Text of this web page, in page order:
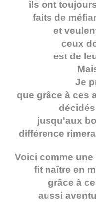
ils ont
faits de
et
ceux
est de
Je
que grâce à ces
jusqu'aux
différence
Voici comme
fit naître en
grâce à
aussi